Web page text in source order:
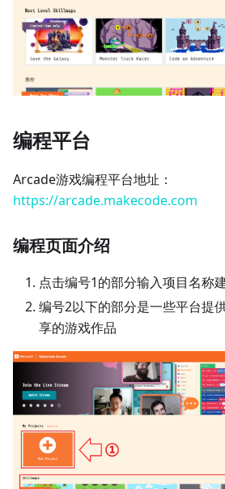
编程平台
Arcade游戏编程平台地址：
https://arcade.makecode.com
编程页面介绍
点击编号1的部分输入项目名称
编号2以下的部分是一些平台提
享的游戏作品